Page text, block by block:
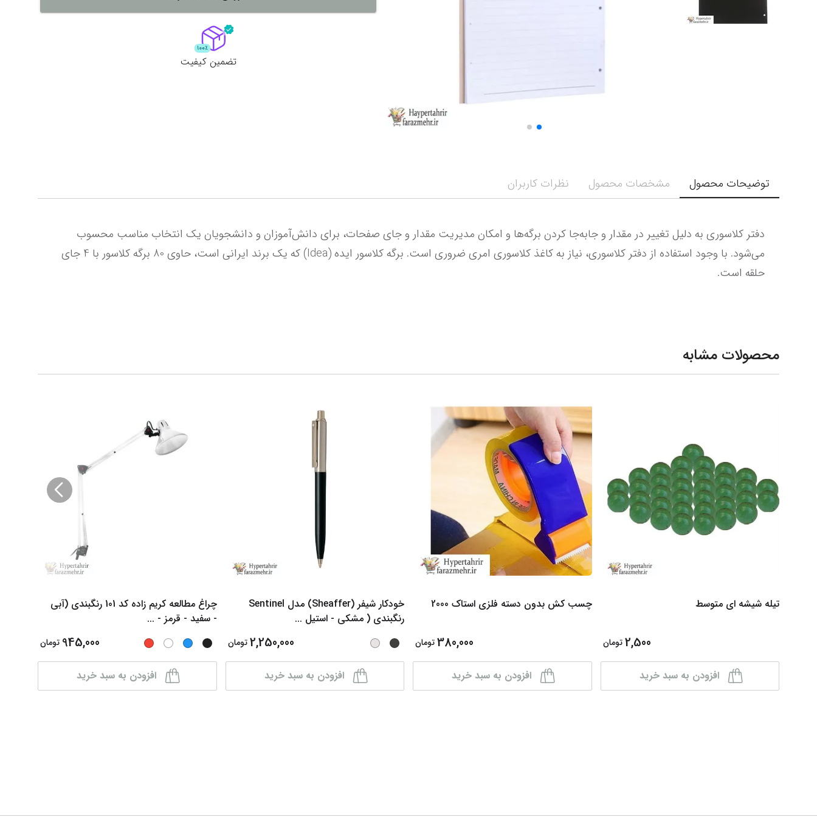
نمایش همه محصولات
تضمین کیفیت
توضیحات محصول مشخصات محصول نظرات کاربران
حلقه است.
محصولات مشابه
تیله شیشه ای متوسط
2,500 تومان
افزودن به سبد خرید
چسب کش بدون دسته فلزی استاک 2000
380,000تومان
افزودن به سبد خرید
خودکار شیفر (Sheaffer) مدل Sentinel
رنگبندی ( مشکی - استیل ...
2,250,000 تومان
افزودن به سبد خرید
چراغ مطالعه کریم زاده کد 101 رنگبندی (آبی
- سفید - قرمز - ...
945,000 تومان
افزودن به سبد خرید